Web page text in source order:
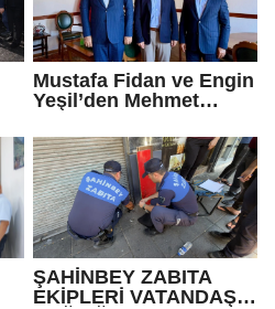
Mustafa Fidan ve Engin
Yeşil’den Mehmet
ŞAHİNBEY ZABITA
EKİPLERİ VATANDAŞIN